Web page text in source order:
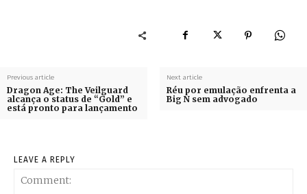
Previous article
Dragon Age: The Veilguard
alcança o status de “Gold” e
está pronto para lançamento
Next article
Réu por emulação enfrenta a
Big N sem advogado
LEAVE A REPLY